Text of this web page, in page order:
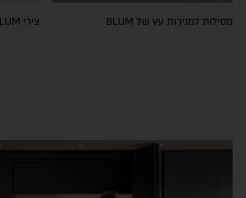
מסילות למגירות עץ של BLUM צירי BLUM